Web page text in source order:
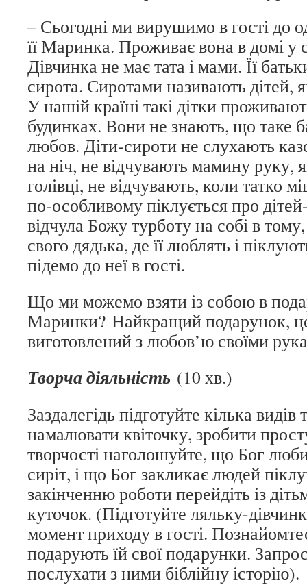
– Сьогодні ми вирушимо в гості до
її Маринка. Проживає вона в домі у
Дівчинка не має тата і мами. Її
сирота. Сиротами називають дітей,
У нашій країні такі дітки
будинках. Вони не знають, що таке
любов. Діти-сироти не слухають
на ніч, не відчувають мамину руку,
голівці, не відчувають, коли татко
по-особливому піклується про
відчула Божу турботу на собі в
свого дядька, де її люблять і
підемо до неї в гості.
Що ми можемо взяти із собою в
Маринки? Найкращий подарунок,
виготовлений з любов’ю своїми
Творча діяльність (10 хв.)
Заздалегідь підготуйте кілька видів
намалювати квіточку, зробити
творчості наголошуйте, що Бог
сиріт, і що Бог закликає людей
закінченню роботи перейдіть із
куточок. (Підготуйте ляльку-
момент приходу в гості.
подарують їй свої подарунки.
послухати з ними біблійну історію).